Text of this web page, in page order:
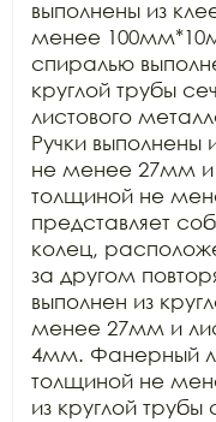
выполнены из
менее
спиралью
круглой трубы
листового
Ручки выполнены
не менее 27мм и
толщиной не
представляет
колец,
за другом
выполнен из
менее 27мм и
4мм. Фанерный
толщиной не
из круглой